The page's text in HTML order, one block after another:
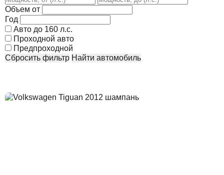
Объем от
Год
Авто до 160 л.с.
Проходной авто
Предпроходной
Сбросить фильтр
Найти автомобиль